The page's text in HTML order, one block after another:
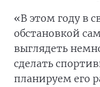
«В этом году в
обстановкой
выглядеть
сделать
планируем его